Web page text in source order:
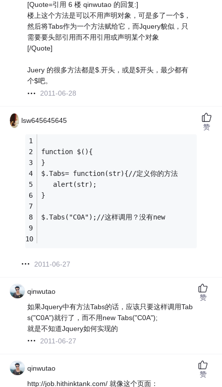
[Quote=引用 6 楼 qinwutao 的回复:]
楼上这个方法是可以不用声明对象，可是多了一个$，
然后将Tabs作为一个方法赋给它，而Jquery貌似，只
需要要头部引用而不用引用或声明某个对象
[/Quote]
Juery 的很多方法都是$.开头，或是$开头，最少都有
个$吧。
2011-06-28
lsw645645645
function $(){
}
$.Tabs= function(str){//定义你的方法
   alert(str);
}
$.Tabs("C0A");//这样调用？没有new
2011-06-27
赞
qinwutao
如果Jquery中有方法Tabs的话，应该只要这样调用Tab
s("C0A")就行了，而不用new Tabs("C0A");
就是不知道Jquery如何实现的
2011-06-27
赞
qinwutao
http://job.hithinktank.com/ 就像这个页面：
赞